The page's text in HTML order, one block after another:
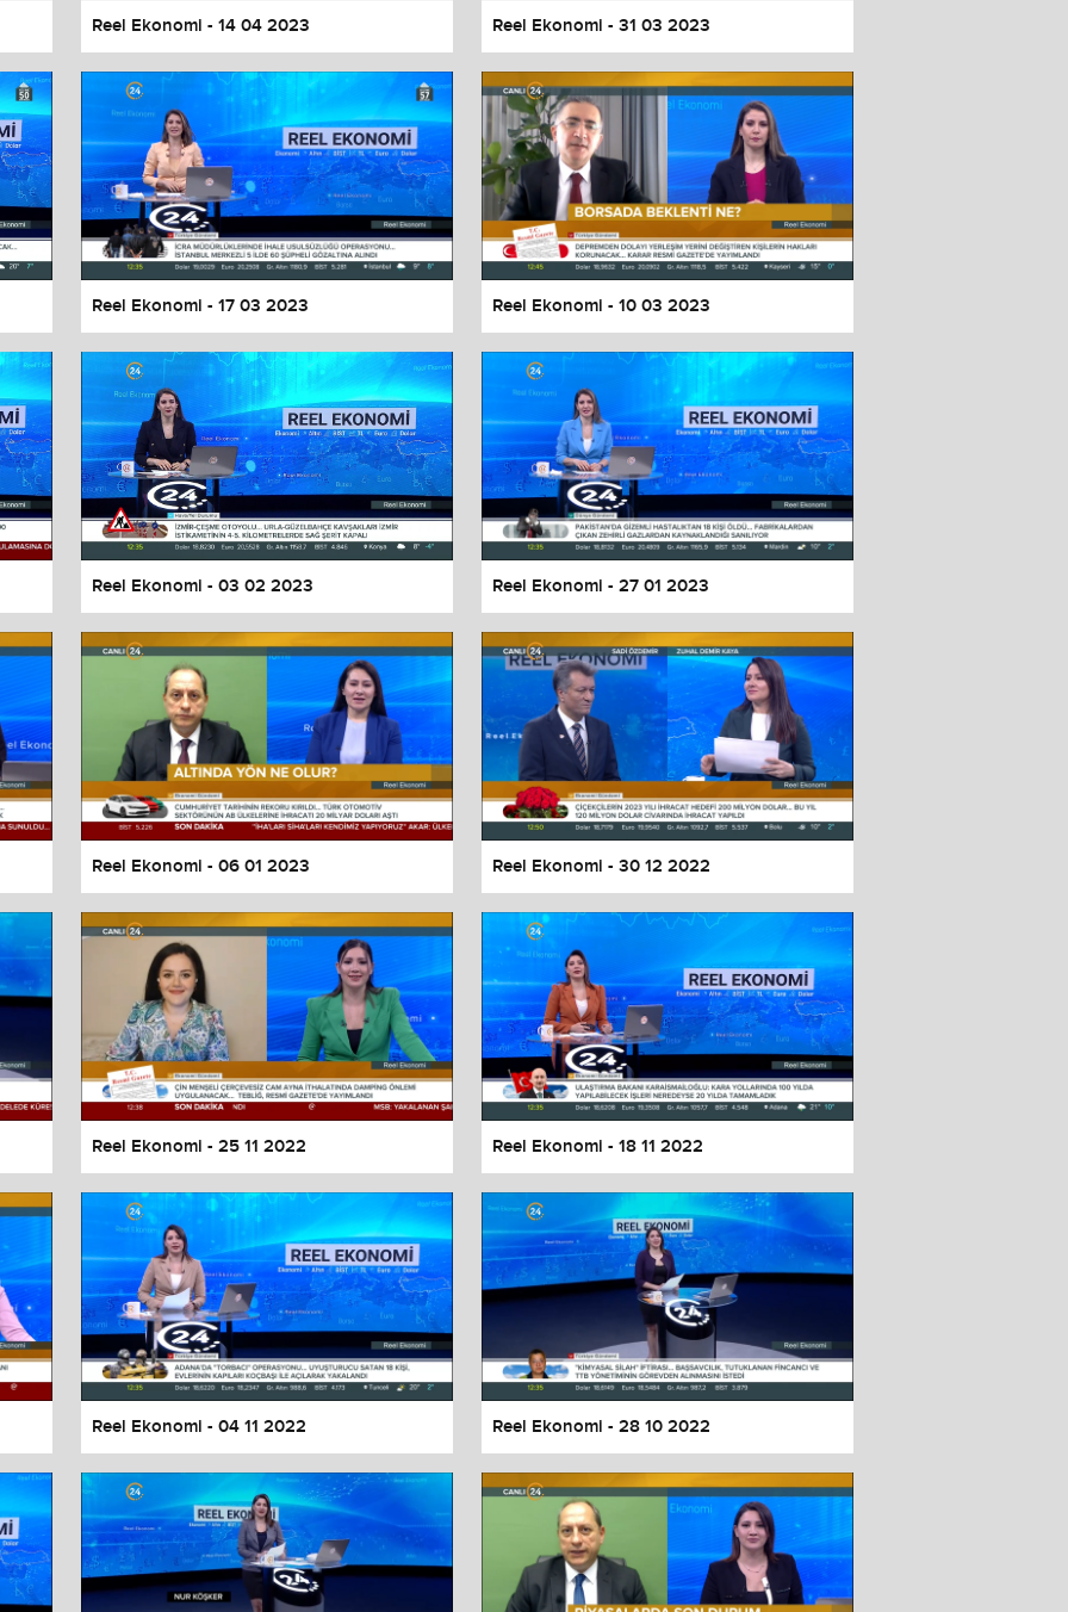
Reel Ekonomi - 14 04 2023 Reel Ekonomi - 31 03 2023
Reel Ekonomi - 17 03 2023 Reel Ekonomi - 10 03 2023
Reel Ekonomi - 03 02 2023 Reel Ekonomi - 27 01 2023
Reel Ekonomi - 06 01 2023 Reel Ekonomi - 30 12 2022
Reel Ekonomi - 25 11 2022 Reel Ekonomi - 18 11 2022
Reel Ekonomi - 04 11 2022 Reel Ekonomi - 28 10 2022